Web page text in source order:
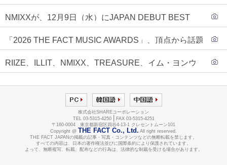
NMIXXが、12月9日（水）にJAPAN DEBUT BEST
もスタート！！
「2026 THE FACT MUSIC AWARDS」、頂点から話題
RIIZE、ILLIT、NMIXX、TREASURE、イム・ヨンウ
インナップに合流！
株式会社SHAREコーポレーション
TEL 03-5315-4250
FAX 03-5315-4251
〒160-0004 東京都新宿区四谷4-13-1 クレセントムーン101
Copyright @ THE FACT Co., Ltd. All right reserved.
THE FACT JAPANの掲載の記事・写真・コンテンツなどの無断転載を禁じます。
すべての内容は、日本の著作権法並びに国際条約により保護されています。
よって、無断複写、転載、配布などの行為は、法律的な制裁を受ける場合があります。